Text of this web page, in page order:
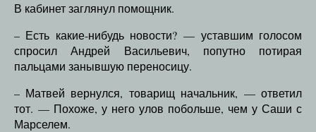
В кабинет заглянул помощник.
– Есть какие-нибудь новости? — уставшим голосом
спросил Андрей Васильевич, попутно потирая
пальцами занывшую переносицу.
– Матвей вернулся, товарищ начальник, — ответил
тот. — Похоже, у него улов побольше, чем у Саши с
Марселем.